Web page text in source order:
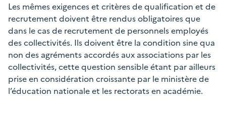
Les mêmes exigences et critères de qualification et de
recrutement doivent être rendus obligatoires que
dans le cas de recrutement de personnels employés
des collectivités. Ils doivent être la condition sine qua
non des agréments accordés aux associations par les
collectivités, cette question sensible étant par ailleurs
prise en considération croissante par le ministère de
l’éducation nationale et les rectorats en académie.